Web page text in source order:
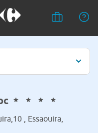
, Essaouira,